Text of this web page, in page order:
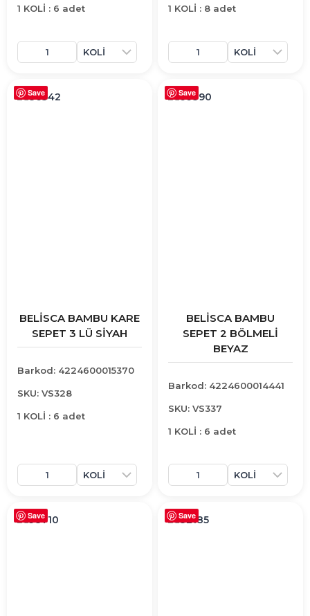
1 KOLİ : 6 adet 1 KOLİ : 8 adet
Save
BELİSCA BAMBU KARE
SEPET 3 LÜ SİYAH
Barkod: 4224600015370
SKU: VS328
1 KOLİ : 6 adet
Save
BELİSCA BAMBU
SEPET 2 BÖLMELİ
BEYAZ
Barkod: 4224600014441
SKU: VS337
1 KOLİ : 6 adet
Save Save